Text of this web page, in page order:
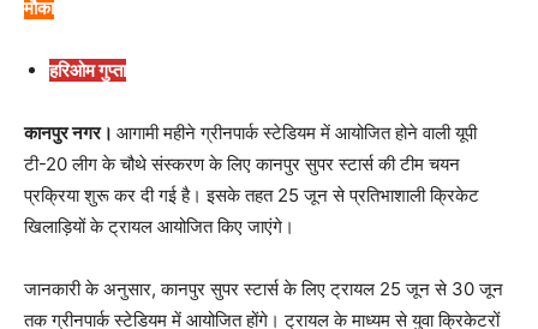
मौका
हरिओम गुप्ता
कानपुर नगर। आगामी महीने ग्रीनपार्क स्टेडियम में आयोजित होने वाली यूपी
टी-20 लीग के चौथे संस्करण के लिए कानपुर सुपर स्टार्स की टीम चयन
प्रक्रिया शुरू कर दी गई है। इसके तहत 25 जून से प्रतिभाशाली क्रिकेट
खिलाड़ियों के ट्रायल आयोजित किए जाएंगे।
जानकारी के अनुसार, कानपुर सुपर स्टार्स के लिए ट्रायल 25 जून से 30 जून
तक ग्रीनपार्क स्टेडियम में आयोजित होंगे। ट्रायल के माध्यम से युवा क्रिकेटरों